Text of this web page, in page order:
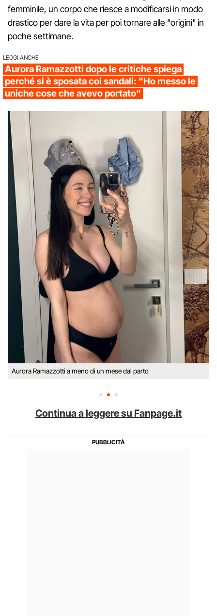
femminile, un corpo che riesce a modificarsi in modo
drastico per dare la vita per poi tornare alle "origini" in
poche settimane.
LEGGI ANCHE
Aurora Ramazzotti dopo le critiche spiega
perché si è sposata coi sandali: "Ho messo le
uniche cose che avevo portato"
Aurora Ramazzotti a meno di un mese dal parto
Continua a leggere su Fanpage.it